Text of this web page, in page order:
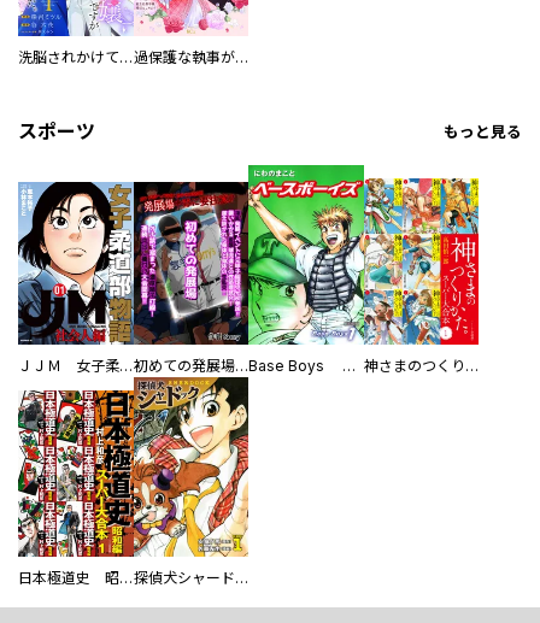
洗脳されかけていた悪役令嬢ですが家出を決意しました。【電子単行本版／特典おまけ付き】 過保護な執事が私の婚活を邪魔してきます！ 分冊版
スポーツ もっと見る
ＪＪＭ 女子柔道部物語 社会人編 初めての発展場 【白抜き修正版】 Base Boys 新装版 神さまのつくりかた。スーパー大合本
日本極道史 昭和編 スーパー大合本 探偵犬シャードック（新装版）